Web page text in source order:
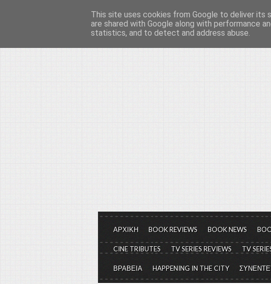
Το μεγαλείο των Τεχνών...
Είμαστε πάντα εδώ για να μιλάμε για τον
ΑΡΧΙΚΗ BOOK REVIEWS BOOK NEWS
CINE TRIBUTES TV SERIES REVIEWS TV
ΒΡΑΒΕΙΑ HAPPENING IN THE CITY
This site uses cookies from Google to deliver its
are shared with Google along with performance
statistics, and to detect and address abuse.